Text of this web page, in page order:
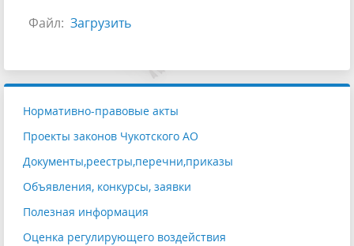
Файл: Загрузить
Нормативно-правовые акты
Проекты законов Чукотского АО
Документы,реестры,перечни,приказы
Объявления, конкурсы, заявки
Полезная информация
Оценка регулирующего воздействия